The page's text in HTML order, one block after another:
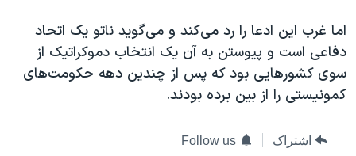
اما غرب این ادعا را رد می‌کند و می‌گوید ناتو یک اتحاد
دفاعی است و پیوستن به آن یک انتخاب دموکراتیک از
سوی کشورهایی بود که پس از چندین دهه‌ حکومت‌های
کمونیستی را از بین برده بودند.
اشتراک Follow us